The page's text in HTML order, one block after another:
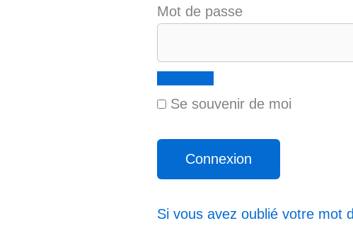
Mot de passe
Se souvenir de moi
Si vous avez oublié votre mot